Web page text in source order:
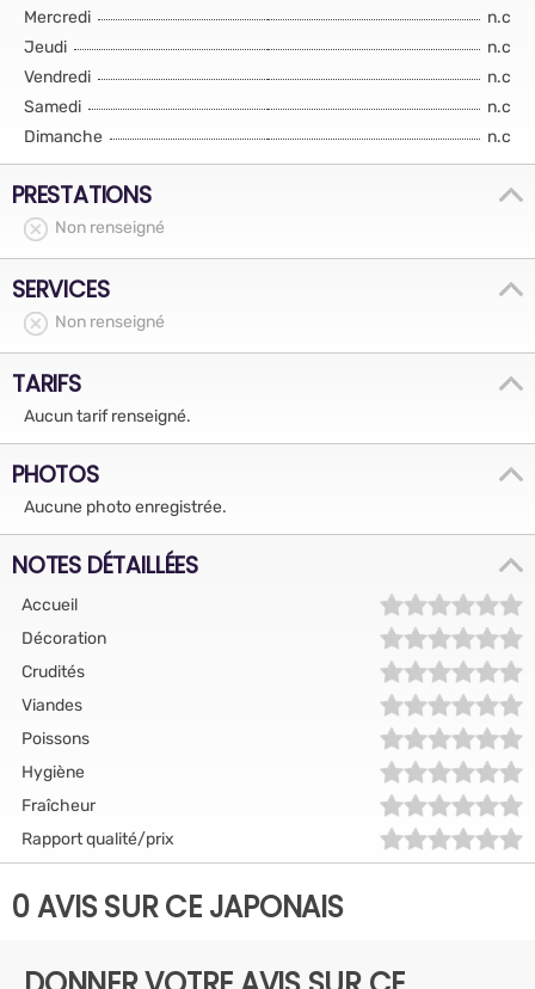
Mercredi
n.c
Jeudi
n.c
Vendredi
n.c
Samedi
n.c
Dimanche
n.c
PRESTATIONS
Non renseigné
SERVICES
Non renseigné
TARIFS
Aucun tarif renseigné.
PHOTOS
Aucune photo enregistrée.
NOTES DÉTAILLÉES
Accueil
Décoration
Crudités
Viandes
Poissons
Hygiène
Fraîcheur
Rapport qualité/prix
0 AVIS SUR CE JAPONAIS